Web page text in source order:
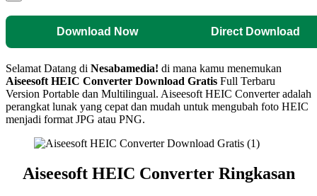
Download Now Direct Download
Selamat Datang di Nesabamedia! di mana kamu menemukan
Aiseesoft HEIC Converter Download Gratis Full Terbaru
Version Portable dan Multilingual. Aiseesoft HEIC Converter adalah
perangkat lunak yang cepat dan mudah untuk mengubah foto HEIC
menjadi format JPG atau PNG.
Aiseesoft HEIC Converter Ringkasan